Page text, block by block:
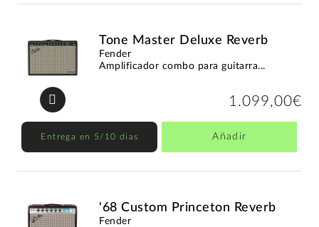
Tone Master Deluxe Reverb
Fender
Amplificador combo para guitarra...
1.099,00€
Entrega en 5/10 días Añadir
'68 Custom Princeton Reverb
Fender